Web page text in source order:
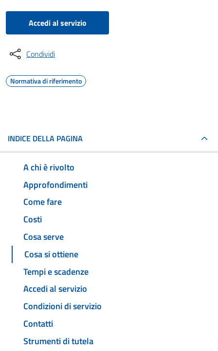
Accedi al servizio
Condividi
Normativa di riferimento
INDICE DELLA PAGINA
A chi è rivolto
Approfondimenti
Come fare
Costi
Cosa serve
Cosa si ottiene
Tempi e scadenze
Accedi al servizio
Condizioni di servizio
Contatti
Strumenti di tutela